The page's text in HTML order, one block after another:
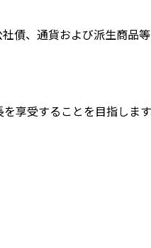
債、通貨および派生商品
享受することを目指します